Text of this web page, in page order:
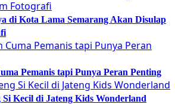
di Kota Lama Semarang Akan Disulap
Pemanis tapi Punya Peran Penting
Kecil di Jateng Kids Wonderland